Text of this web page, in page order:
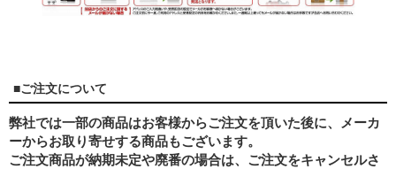
■ご注文について
弊社では一部の商品はお客様からご注文を頂いた後に、メーカ
ーからお取り寄せする商品もございます。
ご注文商品が納期未定や廃番の場合は、ご注文をキャンセルさ